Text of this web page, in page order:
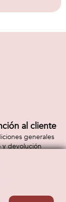
volumen
mamá
al cliente
generales
y devolución